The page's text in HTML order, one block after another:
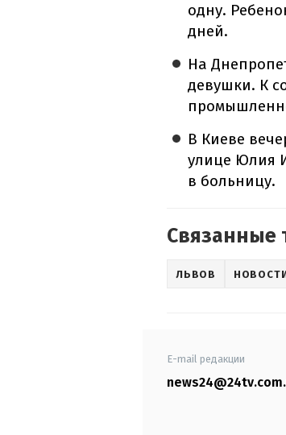
одну.
дней.
На
девушки. К
В Киеве
улице Юлия
в больницу.
Связанные
ЛЬВОВ
E-mail редакции